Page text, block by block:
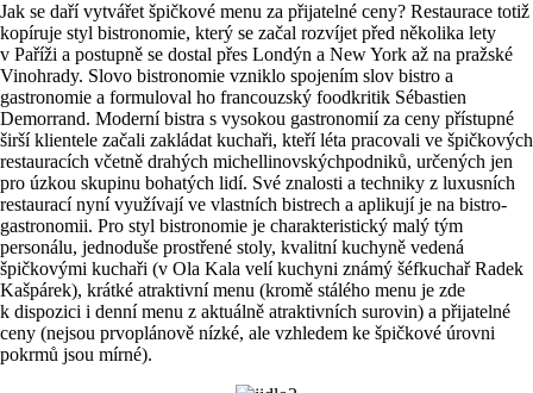
Jak se daří vytvářet špičkové menu za přijatelné ceny? Restaurace totiž
kopíruje styl bistronomie, který se začal rozvíjet před několika lety
v Paříži a postupně se dostal přes Londýn a New York až na pražské
Vinohrady. Slovo bistronomie vzniklo spojením slov bistro a
gastronomie a formuloval ho francouzský foodkritik Sébastien
Demorrand. Moderní bistra s vysokou gastronomií za ceny přístupné
širší klientele začali zakládat kuchaři, kteří léta pracovali ve špičkových
restauracích včetně drahých michellinovskýchpodniků, určených jen
pro úzkou skupinu bohatých lidí. Své znalosti a techniky z luxusních
restaurací nyní využívají ve vlastních bistrech a aplikují je na bistro-
gastronomii. Pro styl bistronomie je charakteristický malý tým
personálu, jednoduše prostřené stoly, kvalitní kuchyně vedená
špičkovými kuchaři (v Ola Kala velí kuchyni známý šéfkuchař Radek
Kašpárek), krátké atraktivní menu (kromě stálého menu je zde
k dispozici i denní menu z aktuálně atraktivních surovin) a přijatelné
ceny (nejsou prvoplánově nízké, ale vzhledem ke špičkové úrovni
pokrmů jsou mírné).